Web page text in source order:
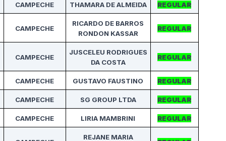
CAMPECHE THAMARA DE ALMEIDA REGULAR
CAMPECHE
RICARDO DE BARROS
RONDON KASSAR
REGULAR
CAMPECHE
JUSCELEU RODRIGUES
DA COSTA
REGULAR
CAMPECHE GUSTAVO FAUSTINO REGULAR
CAMPECHE SG GROUP LTDA REGULAR
CAMPECHE LIRIA MAMBRINI REGULAR
REJANE MARIA